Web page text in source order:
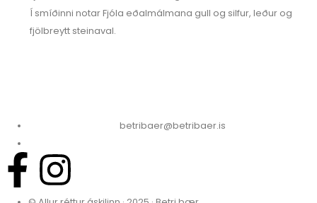
Í smíðinni notar Fjóla eðalmálmana gull og silfur, leður og
fjölbreytt steinaval.
betribaer@betribaer.is